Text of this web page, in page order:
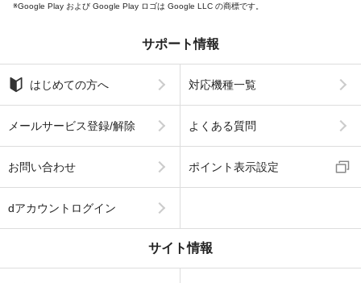
Google Play および Google Play ロゴは Google LLC の商標です。
サポート情報
はじめての方へ 対応機種一覧
メールサービス登録/解除 よくある質問
お問い合わせ ポイント表示設定
dアカウントログイン
サイト情報